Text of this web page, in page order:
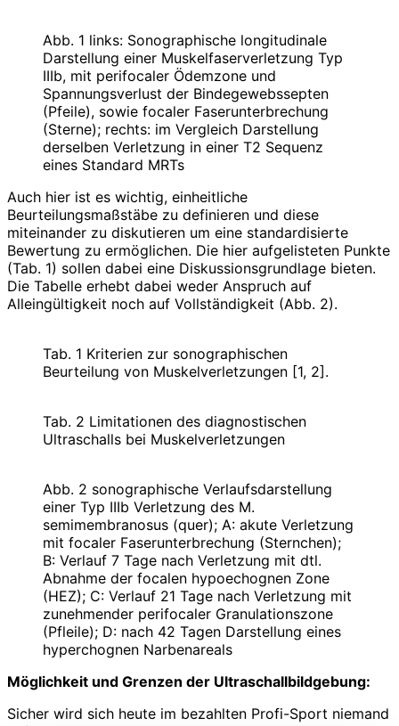
Abb. 1 links: Sonographische longitudinale
Darstellung einer Muskelfaserverletzung Typ
IIIb, mit perifocaler Ödemzone und
Spannungsverlust der Bindegewebssepten
(Pfeile), sowie focaler Faserunterbrechung
(Sterne); rechts: im Vergleich Darstellung
derselben Verletzung in einer T2 Sequenz
eines Standard MRTs
Auch hier ist es wichtig, einheitliche
Beurteilungsmaßstäbe zu definieren und diese
miteinander zu diskutieren um eine standardisierte
Bewertung zu ermöglichen. Die hier aufgelisteten Punkte
(Tab. 1) sollen dabei eine Diskussionsgrundlage bieten.
Die Tabelle erhebt dabei weder Anspruch auf
Alleingültigkeit noch auf Vollständigkeit (Abb. 2).
Tab. 1 Kriterien zur sonographischen
Beurteilung von Muskelverletzungen [1, 2].
Tab. 2 Limitationen des diagnostischen
Ultraschalls bei Muskelverletzungen
Abb. 2 sonographische Verlaufsdarstellung
einer Typ IIIb Verletzung des M.
semimembranosus (quer); A: akute Verletzung
mit focaler Faserunterbrechung (Sternchen);
B: Verlauf 7 Tage nach Verletzung mit dtl.
Abnahme der focalen hypoechognen Zone
(HEZ); C: Verlauf 21 Tage nach Verletzung mit
zunehmender perifocaler Granulationszone
(Pfleile); D: nach 42 Tagen Darstellung eines
hyperchognen Narbenareals
Möglichkeit und Grenzen der Ultraschallbildgebung:
Sicher wird sich heute im bezahlten Profi-­Sport niemand